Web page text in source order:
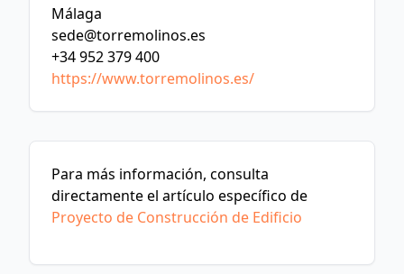
Málaga
sede@torremolinos.es
+34 952 379 400
https://www.torremolinos.es/
Para más información, consulta
directamente el artículo específico de
Proyecto de Construcción de Edificio